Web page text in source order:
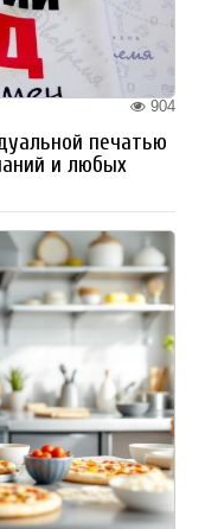
904
печатью
и любых